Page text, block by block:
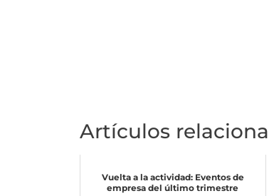
Artículos
Vuelta a la actividad: Eventos de
empresa del último trimestre